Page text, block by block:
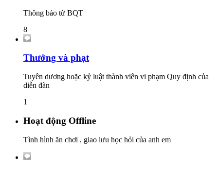
Thông báo từ BQT
8
Thưởng và phạt
Tuyên dương hoặc kỷ luật thành viên vi phạm Quy định của
diễn đàn
1
Hoạt động Offline
Tình hình ăn chơi , giao lưu học hỏi của anh em